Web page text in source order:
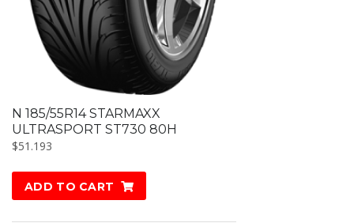
N 185/55R14 STARMAXX
ULTRASPORT ST730 80H
$51.193
ADD TO CART